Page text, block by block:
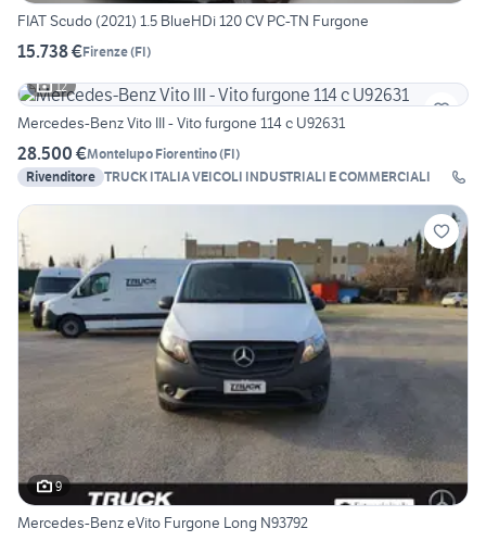
FIAT Scudo (2021) 1.5 BlueHDi 120 CV PC-TN Furgone
15.738 €Firenze(FI)
12
Mercedes-Benz Vito III - Vito furgone 114 c U92631
28.500 €Montelupo Fiorentino(FI)
Rivenditore TRUCK ITALIA VEICOLI INDUSTRIALI E COMMERCIALI
9
Mercedes-Benz eVito Furgone Long N93792